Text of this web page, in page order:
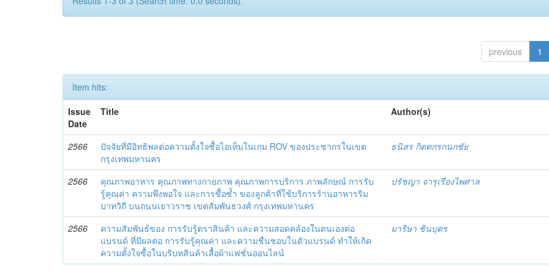
previous 1
Item hits:
Issue
Date
Title Author(s)
2566
ปัจจัยที่มีอิทธิพลต่อความตั้งใจซื้อไอเท็มในเกม ROV ของประชากรในเขต
กรุงเทพมหานคร
ธนิสร กิตตกรกนกชัย
2566
คุณภาพอาหาร คุณภาพทางกายภาพ คุณภาพการบริการ ภาพลักษณ์ การรับ
รู้คุณค่า ความพึงพอใจ และการซื้อซ้ำ ของลูกค้าที่ใช้บริการร้านอาหารริม
บาทวิถี บนถนนเยาวราช เขตสัมพันธวงศ์ กรุงเทพมหานคร
ปรัชญา จารุเรืองไพศาล
2566
ความสัมพันธ์ของ การรับรู้ตราสินค้า และความสอดคล้องในตนเองต่อ
แบรนด์ ที่มีผลต่อ การรับรู้คุณค่า และความชื่นชอบในตัวแบรนด์ ทำให้เกิด
ความตั้งใจซื้อในบริบทสินค้าเสื้อผ้าแฟชั่นออนไลน์
มาริษา ชินบุตร